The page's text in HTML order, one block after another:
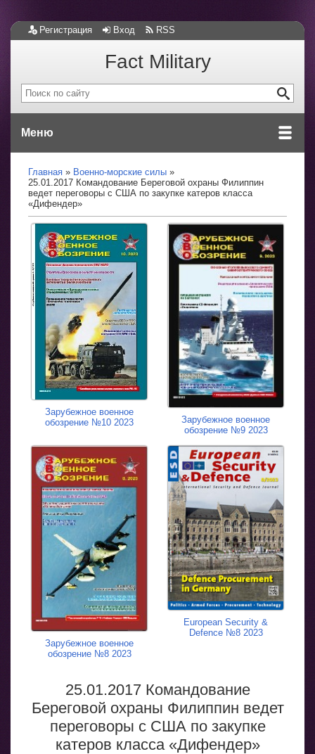
Регистрация Вход RSS
Fact Military
Меню
Главная
Военно-морские силы
25.01.2017 Командование Береговой охраны Филиппин
ведет переговоры с США по закупке катеров класса
«Дифендер»
Зарубежное военное
обозрение №10 2023
Зарубежное военное
обозрение №9 2023
Зарубежное военное
обозрение №8 2023
European Security &
Defence №8 2023
25.01.2017 Командование
Береговой охраны Филиппин ведет
переговоры с США по закупке
катеров класса «Дифендер»